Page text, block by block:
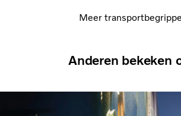
Meer
Anderen bekeken